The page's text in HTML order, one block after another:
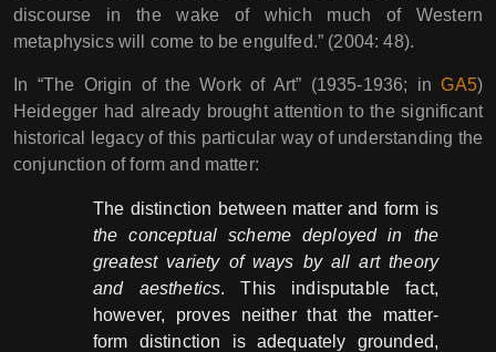
discourse in the wake of which much of Western
metaphysics will come to be engulfed.” (2004: 48).
In “The Origin of the Work of Art” (1935-1936; inGA5)
Heidegger had already brought attention to the significant
historical legacy of this particular way of understanding the
conjunction of form and matter:
The distinction between matter and form is
the conceptual scheme deployed in the
greatest variety of ways by all art theory
and aesthetics. This indisputable fact,
however, proves neither that the matter-
form distinction is adequately grounded,